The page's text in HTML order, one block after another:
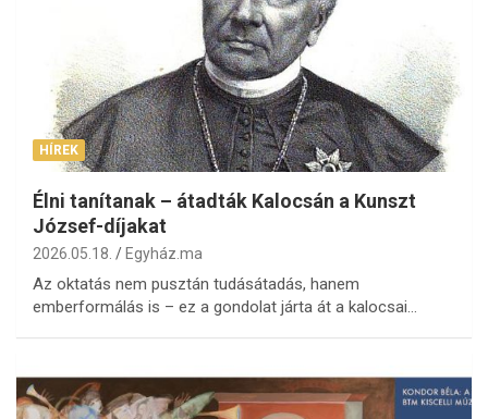
HÍREK
Élni tanítanak – átadták Kalocsán a Kunszt
József-díjakat
2026.05.18. Egyház.ma
Az oktatás nem pusztán tudásátadás, hanem
emberformálás is – ez a gondolat járta át a kalocsai…